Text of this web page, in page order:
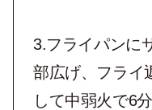
3.フライパンに
部広げ、フライ
して中弱火で6